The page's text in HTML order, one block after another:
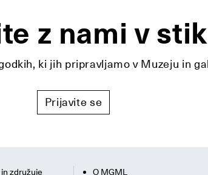
z nami v
ki jih pripravljamo v Muzeju in
Prijavite se
združuje
O MGML